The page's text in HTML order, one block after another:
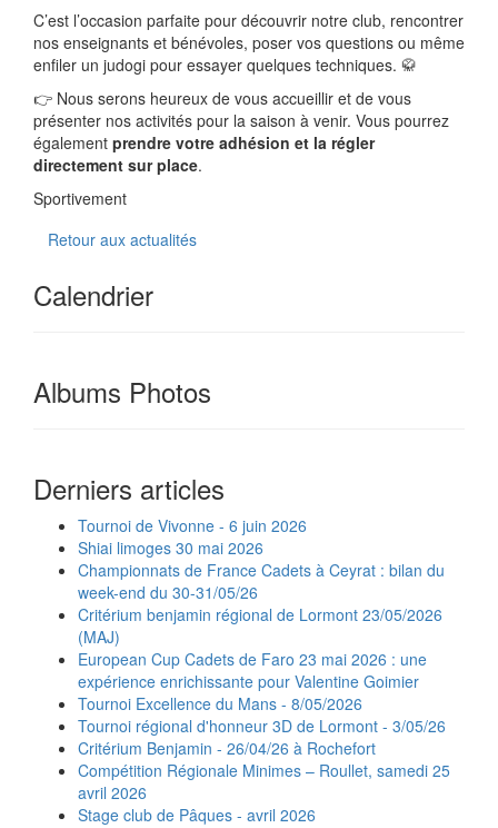
C’est l’occasion parfaite pour découvrir notre club, rencontrer
nos enseignants et bénévoles, poser vos questions ou même
enfiler un judogi pour essayer quelques techniques. 🥋
👉 Nous serons heureux de vous accueillir et de vous
présenter nos activités pour la saison à venir. Vous pourrez
également prendre votre adhésion et la régler
directement sur place.
Sportivement
Retour aux actualités
Calendrier
Albums Photos
Derniers articles
Tournoi de Vivonne - 6 juin 2026
Shiai limoges 30 mai 2026
Championnats de France Cadets à Ceyrat : bilan du
week-end du 30-31/05/26
Critérium benjamin régional de Lormont 23/05/2026
(MAJ)
European Cup Cadets de Faro 23 mai 2026 : une
expérience enrichissante pour Valentine Goimier
Tournoi Excellence du Mans - 8/05/2026
Tournoi régional d'honneur 3D de Lormont - 3/05/26
Critérium Benjamin - 26/04/26 à Rochefort
Compétition Régionale Minimes – Roullet, samedi 25
avril 2026
Stage club de Pâques - avril 2026